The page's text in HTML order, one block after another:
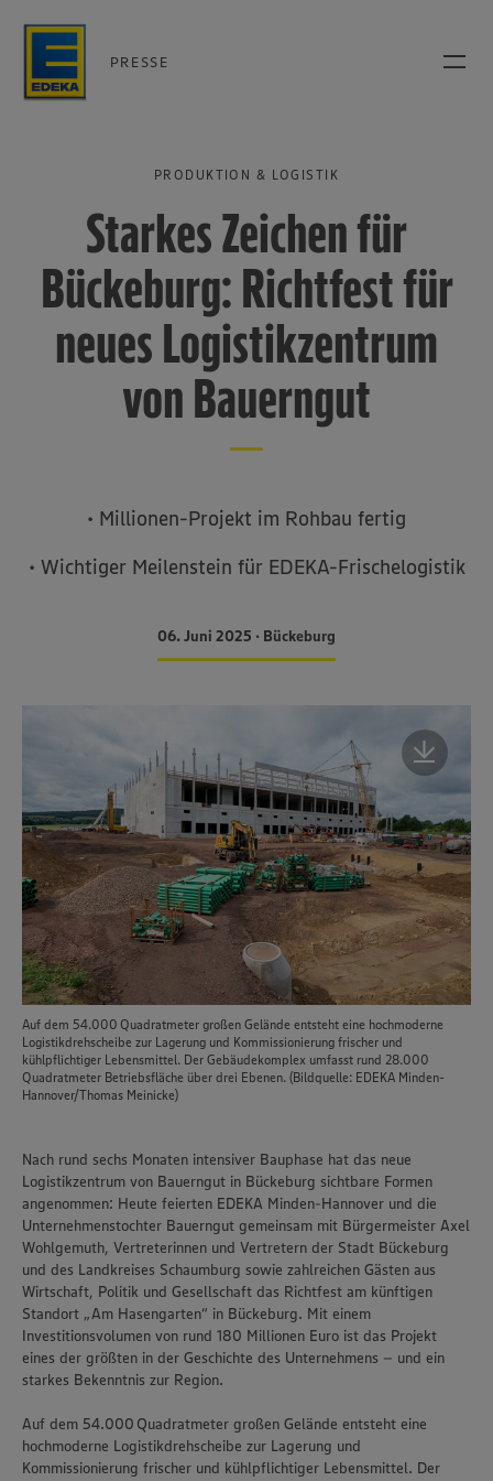
PRESSE
PRODUKTION & LOGISTIK
Starkes Zeichen für
Bückeburg: Richtfest für
neues Logistikzentrum
von Bauerngut
• Millionen-Projekt im Rohbau fertig
• Wichtiger Meilenstein für EDEKA-Frischelogistik
06. Juni 2025 • Bückeburg
Auf dem 54.000 Quadratmeter großen Gelände entsteht eine hochmoderne
Logistikdrehscheibe zur Lagerung und Kommissionierung frischer und
kühlpflichtiger Lebensmittel. Der Gebäudekomplex umfasst rund 28.000
Quadratmeter Betriebsfläche über drei Ebenen. (Bildquelle: EDEKA Minden-
Hannover/Thomas Meinicke)
Nach rund sechs Monaten intensiver Bauphase hat das neue
Logistikzentrum von Bauerngut in Bückeburg sichtbare Formen
angenommen: Heute feierten EDEKA Minden-Hannover und die
Unternehmenstochter Bauerngut gemeinsam mit Bürgermeister Axel
Wohlgemuth, Vertreterinnen und Vertretern der Stadt Bückeburg
und des Landkreises Schaumburg sowie zahlreichen Gästen aus
Wirtschaft, Politik und Gesellschaft das Richtfest am künftigen
Standort „Am Hasengarten“ in Bückeburg. Mit einem
Investitionsvolumen von rund 180 Millionen Euro ist das Projekt
eines der größten in der Geschichte des Unternehmens – und ein
starkes Bekenntnis zur Region.
Auf dem 54.000 Quadratmeter großen Gelände entsteht eine
hochmoderne Logistikdrehscheibe zur Lagerung und
Kommissionierung frischer und kühlpflichtiger Lebensmittel. Der